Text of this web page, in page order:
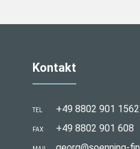
Kontakt
TEL +49 8802 901 1562
FAX +49 8802 901 608